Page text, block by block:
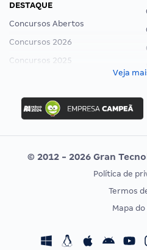
DESTAQUE
Concursos Abertos
Concursos 2026
Concursos 2025
Concurso Ibama
Concurso MPU
Editais publicados
CONCURSOS POR PROFISSÃO
Concursos Fiscais
Veja
© 2012 - 2026 Gran
Política de
Termos
Mapa